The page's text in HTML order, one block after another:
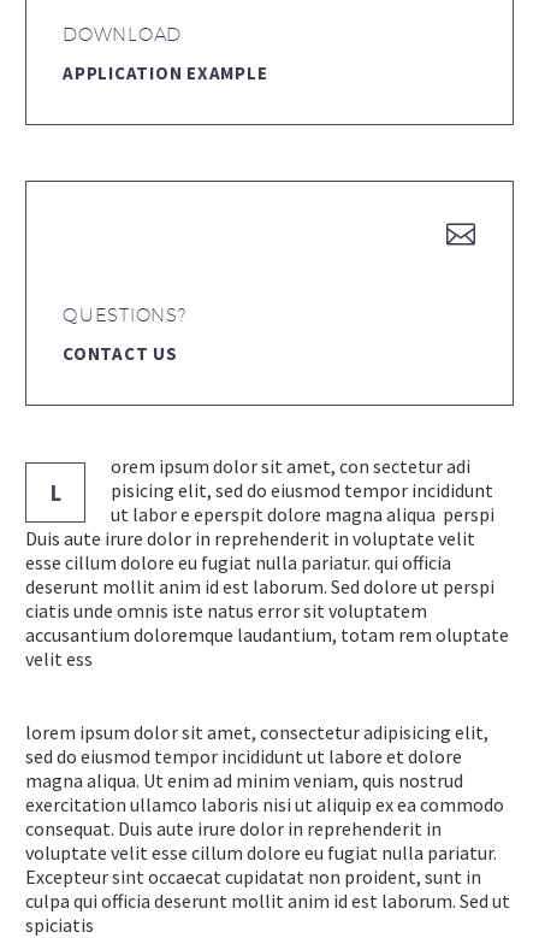
DOWNLOAD
APPLICATION EXAMPLE


QUESTIONS?
CONTACT US
L
orem ipsum dolor sit amet, con sectetur adi
pisicing elit, sed do eiusmod tempor incididunt
ut labor e eperspit dolore magna aliqua perspi
Duis aute irure dolor in reprehenderit in voluptate velit
esse cillum dolore eu fugiat nulla pariatur. qui officia
deserunt mollit anim id est laborum. Sed dolore ut perspi
ciatis unde omnis iste natus error sit voluptatem
accusantium doloremque laudantium, totam rem oluptate
velit ess
lorem ipsum dolor sit amet, consectetur adipisicing elit,
sed do eiusmod tempor incididunt ut labore et dolore
magna aliqua. Ut enim ad minim veniam, quis nostrud
exercitation ullamco laboris nisi ut aliquip ex ea commodo
consequat. Duis aute irure dolor in reprehenderit in
voluptate velit esse cillum dolore eu fugiat nulla pariatur.
Excepteur sint occaecat cupidatat non proident, sunt in
culpa qui officia deserunt mollit anim id est laborum. Sed ut
spiciatis